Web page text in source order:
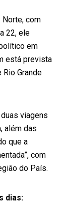
com
22, ele
em
está prevista
Grande
viagens
além das
que a
com
do País.
dias: